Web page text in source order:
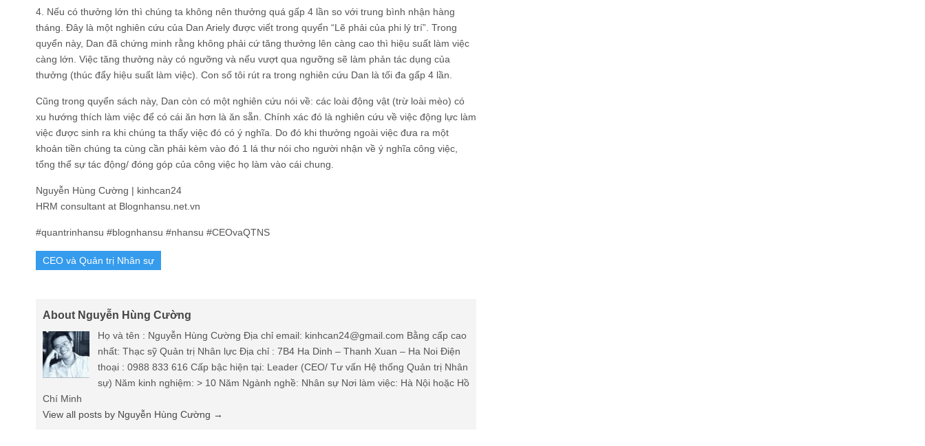
4. Nếu có thưởng lớn thì chúng ta không nên thưởng quá gấp 4 lần so với trung bình nhận hàng
tháng. Đây là một nghiên cứu của Dan Ariely được viết trong quyển “Lẽ phải của phi lý trí”. Trong
quyển này, Dan đã chứng minh rằng không phải cứ tăng thưởng lên càng cao thì hiệu suất làm việc
càng lớn. Việc tăng thưởng này có ngưỡng và nếu vượt qua ngưỡng sẽ làm phản tác dụng của
thưởng (thúc đẩy hiệu suất làm việc). Con số tôi rút ra trong nghiên cứu Dan là tối đa gấp 4 lần.
Cũng trong quyển sách này, Dan còn có một nghiên cứu nói về: các loài động vật (trừ loài mèo) có
xu hướng thích làm việc để có cái ăn hơn là ăn sẵn. Chính xác đó là nghiên cứu về việc động lực làm
việc được sinh ra khi chúng ta thấy việc đó có ý nghĩa. Do đó khi thưởng ngoài việc đưa ra một
khoản tiền chúng ta cùng cần phải kèm vào đó 1 lá thư nói cho người nhận về ý nghĩa công việc,
tổng thể sự tác động/ đóng góp của công việc họ làm vào cái chung.
Nguyễn Hùng Cường | kinhcan24
HRM consultant at Blognhansu.net.vn
#quantrinhansu #blognhansu #nhansu #CEOvaQTNS
CEO và Quản trị Nhân sự
About Nguyễn Hùng Cường
Họ và tên : Nguyễn Hùng Cường Địa chỉ email: kinhcan24@gmail.com Bằng cấp cao
nhất: Thạc sỹ Quản trị Nhân lực Địa chỉ : 7B4 Ha Dinh – Thanh Xuan – Ha Noi Điện
thoại : 0988 833 616 Cấp bậc hiện tại: Leader (CEO/ Tư vấn Hệ thống Quản trị Nhân
sự) Năm kinh nghiệm: > 10 Năm Ngành nghề: Nhân sự Nơi làm việc: Hà Nội hoặc Hồ
Chí Minh
View all posts by Nguyễn Hùng Cường →